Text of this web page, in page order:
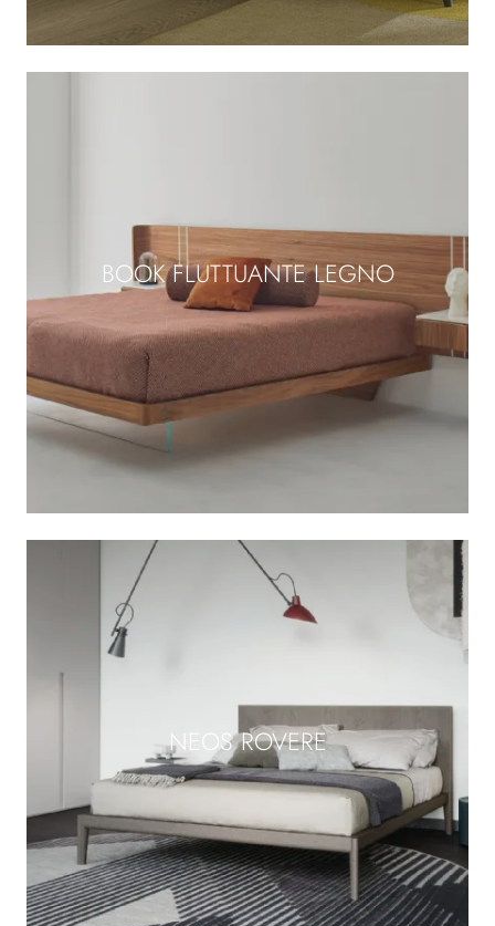
BOOK FLUTTUANTE LEGNO
NEOS ROVERE